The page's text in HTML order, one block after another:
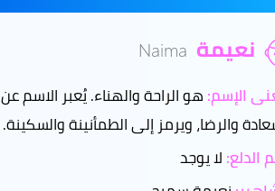
نعيمة Naima
الإسم:هو الراحة والهناء. يُعبر الاسم عن
والرضا، ويرمز إلى الطمأنينة والسكينة.
الدلع:لا يوجد